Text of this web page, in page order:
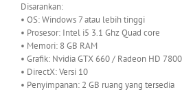
Disarankan:
• OS: Windows 7 atau lebih tinggi
• Prosesor: Intel i5 3.1 Ghz Quad core
• Memori: 8 GB RAM
• Grafik: Nvidia GTX 660 / Radeon HD
• DirectX: Versi 10
• Penyimpanan: 2 GB ruang yang tersedia